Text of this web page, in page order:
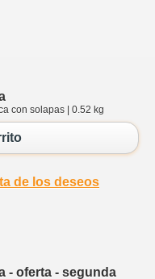
con solapas | 0.52 kg
de los deseos
- oferta - segunda